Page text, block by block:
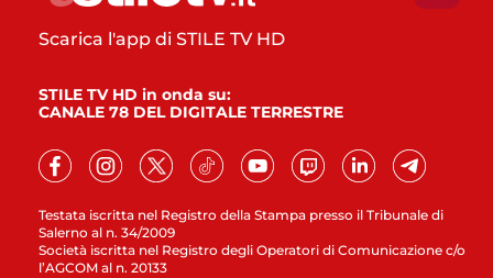
Testata iscritta nel Registro della Stampa presso il Tribunale di
Salerno al n. 34/2009
Società iscritta nel Registro degli Operatori di Comunicazione c/o
l’AGCOM al n. 20133
Scarica l'app di STILE TV HD
STILE TV HD in onda su:
CANALE 78 DEL DIGITALE TERRESTRE